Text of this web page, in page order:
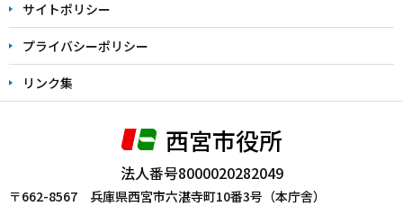
サイトポリシー
プライバシーポリシー
リンク集
西宮市役所
法人番号8000020282049
〒662-8567 兵庫県西宮市六湛寺町10番3号（本庁舎）